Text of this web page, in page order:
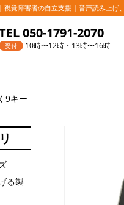
覚障害者の自立支援 | 音声読み上げ
050-1791-2070
受付 10時〜12時・13時〜16時
9キー
る製